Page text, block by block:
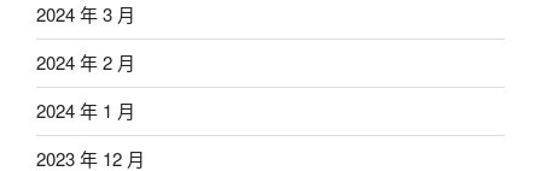
2024 年 3 月
2024 年 2 月
2024 年 1 月
2023 年 12 月